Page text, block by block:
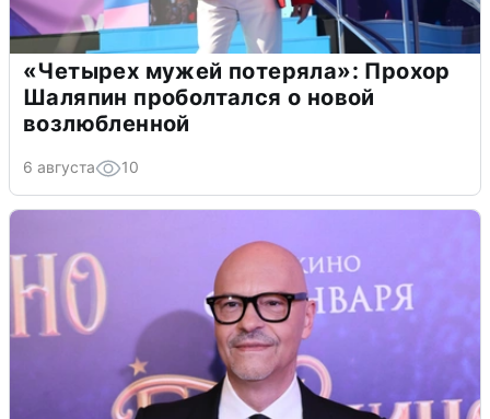
«Четырех мужей потеряла»: Прохор
Шаляпин проболтался о новой
возлюбленной
6 августа 10